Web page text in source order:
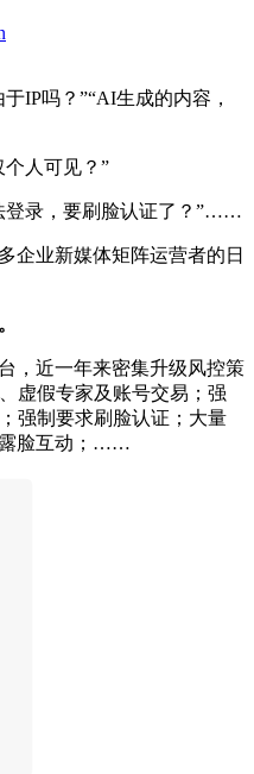
IP吗？”“AI生成的内容，
人可见？”
登录，要刷脸认证了？”……
企业新媒体矩阵运营者的日
。
，近一年来密集升级风控策
虚假专家及账号交易；强
强制要求刷脸认证；大量
露脸互动；……